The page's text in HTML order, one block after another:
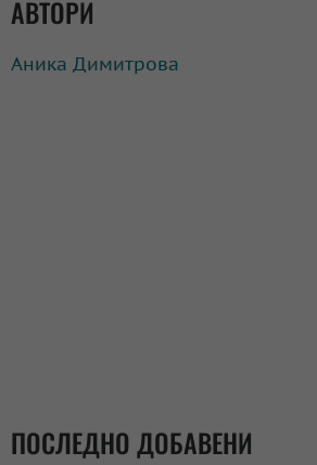
АВТОРИ
Аника Димитрова
ПОСЛЕДНО ДОБАВЕНИ